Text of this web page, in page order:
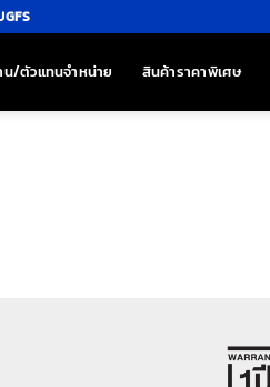
น/ตัวแทนจำหน่าย สินค้าราคาพิเศษ